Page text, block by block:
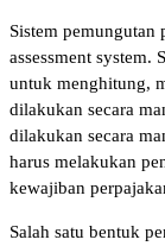
Sistem
assessment system.
untuk menghitung,
dilakukan secara
dilakukan secara
harus melakukan
kewajiban
Salah satu bentuk